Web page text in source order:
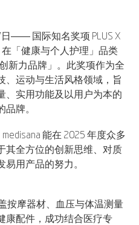
—— 国际知名奖项 PLUS X
在「健康与个人护理」品类
新力品牌」。此奖项作为全
、运动与生活风格领域，旨
、实用功能及以用户为本的
品牌。
medisana 能在 2025 年度众多
其全方位的创新思维、对质
易用产品的努力。
按摩器材、血压与体温测量
康配件，成功结合医疗专